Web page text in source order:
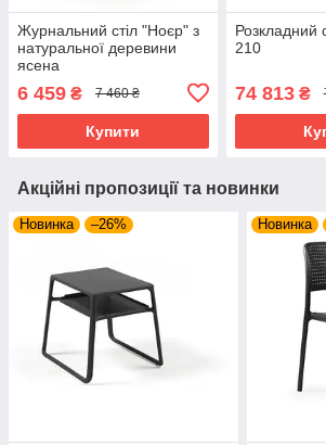
Журнальний стіл "Ноєр" з
натуральної деревини
ясена
6 459 ₴ 7 460 ₴
Купити
Розкладний
210
74 813₴
Акційні пропозиції та новинки
Новинка –26% Новинка